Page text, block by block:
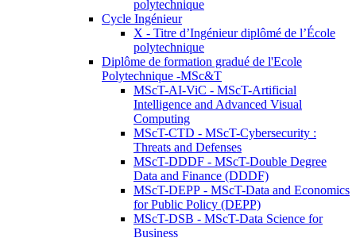
polytechnique
Cycle Ingénieur
X - Titre d’Ingénieur diplômé de l’École
polytechnique
Diplôme de formation gradué de l'Ecole
Polytechnique -MSc&T
MScT-AI-ViC - MScT-Artificial
Intelligence and Advanced Visual
Computing
MScT-CTD - MScT-Cybersecurity :
Threats and Defenses
MScT-DDDF - MScT-Double Degree
Data and Finance (DDDF)
MScT-DEPP - MScT-Data and Economics
for Public Policy (DEPP)
MScT-DSB - MScT-Data Science for
Business